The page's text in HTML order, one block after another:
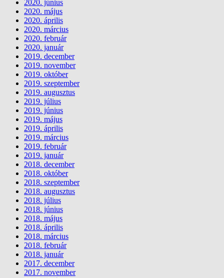
2020. június
2020. május
2020. április
2020. március
2020. február
2020. január
2019. december
2019. november
2019. október
2019. szeptember
2019. augusztus
2019. július
2019. június
2019. május
2019. április
2019. március
2019. február
2019. január
2018. december
2018. október
2018. szeptember
2018. augusztus
2018. július
2018. június
2018. május
2018. április
2018. március
2018. február
2018. január
2017. december
2017. november